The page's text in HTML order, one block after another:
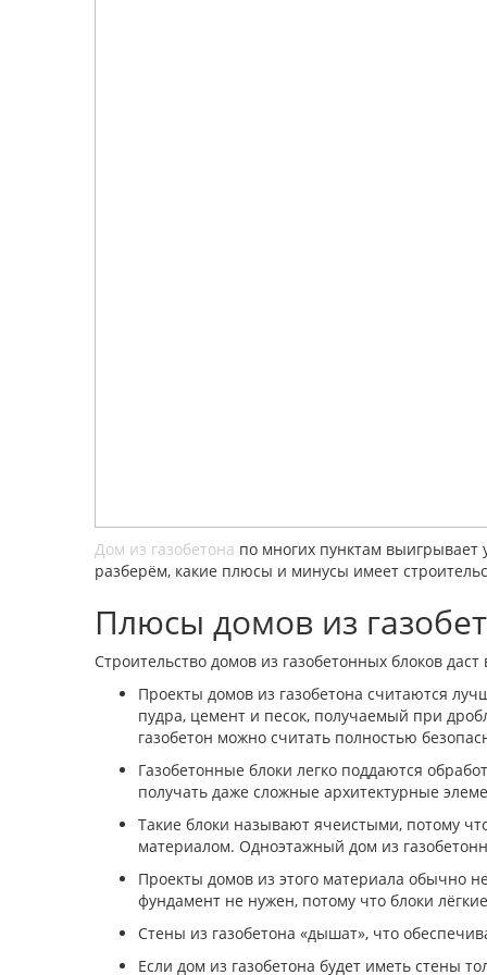
Дом из газобетона по многих пунктам выигрывает
разберём, какие плюсы и минусы имеет
Плюсы домов из
Строительство домов из газобетонных блоков
Проекты домов из газобетона считаются
пудра, цемент и песок, получаемый при
газобетон можно считать полностью
Газобетонные блоки легко поддаются
получать даже сложные архитектурные
Такие блоки называют ячеистыми, потому
материалом. Одноэтажный дом из
Проекты домов из этого материала обычно
фундамент не нужен, потому что блоки
Стены из газобетона «дышат», что
Если дом из газобетона будет иметь стены